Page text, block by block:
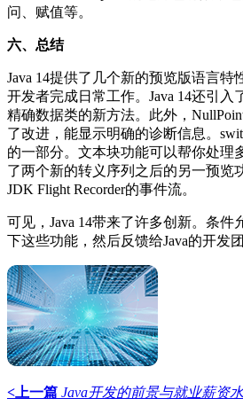
问、赋值等。
六、总结
Java 14提供了几个新的预览版语言特
开发者完成日常工作。Java 14还引入
精确数据类的新方法。此外，
了改进，能显示明确的诊断信息。
的一部分。文本块功能可以帮你处理
了两个新的转义序列之后的另一预览
JDK Flight Recorder的事件流。
可见，Java 14带来了许多创新。条件
下这些功能，然后反馈给Java的开发
<上一篇 Java开发的前景与就业薪资